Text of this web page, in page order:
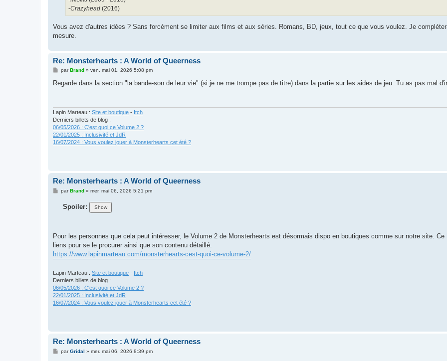
-Crazyhead (2016)
Vous avez d'autres idées ? Sans forcément se limiter aux films et aux séries. Romans, BD, jeux, tout ce que vous voulez. Je
mesure.
Re: Monsterhearts : A World of Queerness
M
s
parBrand» ven. mai 01, 2026 5:08 pm
Regarde dans la section "la bande-son de leur vie" (si je ne me trompe pas de titre) dans la partie sur les aides de jeu. Tu as pas mal
Lapin Marteau : Site et boutique - Itch
Derniers billets de blog :
06/05/2026 : C'est quoi ce Volume 2 ?
22/01/2025 : Inclusivité et JdR
16/07/2024 : Vous voulez jouer à Monsterhearts cet été ?
Re: Monsterhearts : A World of Queerness
MparBrand» mer. mai 06, 2026 5:21 pm
Spoiler:
Pour les personnes que cela peut intéresser, le Volume 2 de Monsterhearts est désormais dispo en boutiques comme sur notre site.
liens pour se le procurer ainsi que son contenu détaillé.
https://www.lapinmarteau.com/monsterhearts-cest-quoi-ce-volume-2/
Lapin Marteau : Site et boutique - Itch
Derniers billets de blog :
06/05/2026 : C'est quoi ce Volume 2 ?
22/01/2025 : Inclusivité et JdR
16/07/2024 : Vous voulez jouer à Monsterhearts cet été ?
Re: Monsterhearts : A World of Queerness
MparGridal » mer. mai 06, 2026 8:39 pm